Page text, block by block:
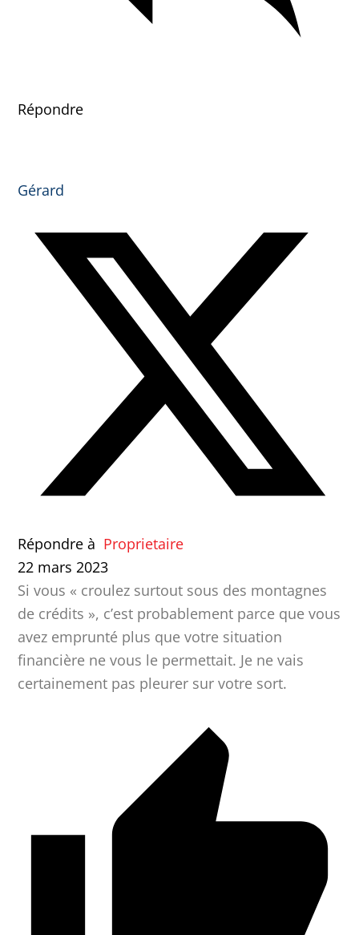
Répondre
Gérard
Répondre à Proprietaire
22 mars 2023
Si vous « croulez surtout sous des montagnes
de crédits », c’est probablement parce que vous
avez emprunté plus que votre situation
financière ne vous le permettait. Je ne vais
certainement pas pleurer sur votre sort.